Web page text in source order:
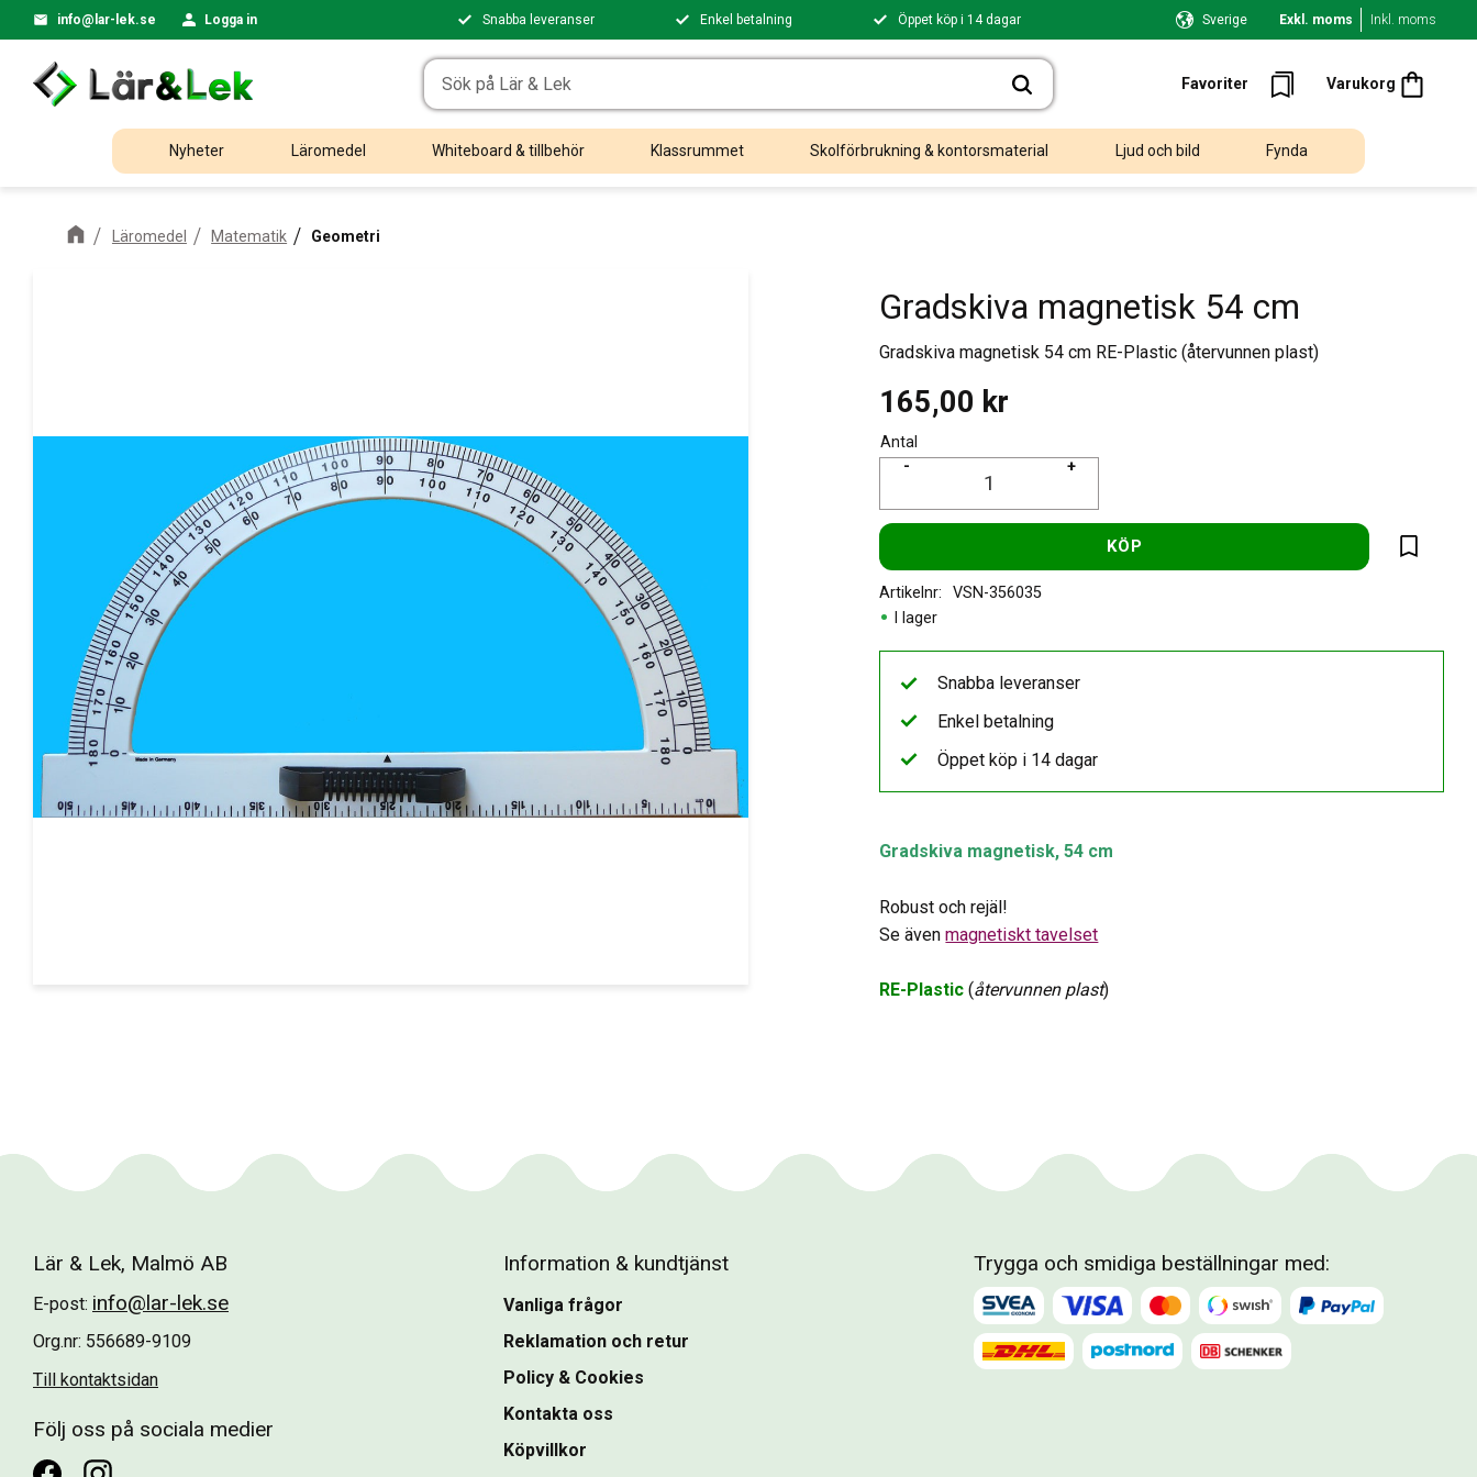
info@lar-lek.se Logga in Snabba leveranser Enkel betalning Öppet köp i 14 dagar Sverige Exkl. moms Inkl. moms
Favoriter Varukorg
Favoriter
Nyheter Läromedel Whiteboard & tillbehör Klassrummet Skolförbrukning & kontorsmaterial Ljud och bild Fynda
Läromedel Matematik Geometri
Gradskiva magnetisk 54 cm
Gradskiva magnetisk 54 cm RE-Plastic (återvunnen plast)
165,00 kr
Antal
+
-
KÖP
Lägg till
I lager
Artikelnr VSN-356035
Gradskiva magnetisk, 54 cm
Robust och rejäl!
Se ävenmagnetiskt tavelset
RE-Plastic (återvunnen plast)
Snabba leveranser
Enkel betalning
Öppet köp i 14 dagar
Lär & Lek, Malmö AB
E-post: info@lar-lek.se
Org.nr: 556689-9109
Till kontaktsidan
Följ oss på sociala medier
Information & kundtjänst
Vanliga frågor
Reklamation och retur
Policy & Cookies
Kontakta oss
Köpvillkor
Trygga och smidiga beställningar med: